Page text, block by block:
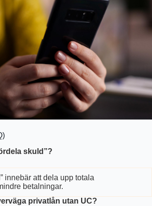
skuld”?
innebär att dela upp totala
betalningar.
privatlån utan UC?